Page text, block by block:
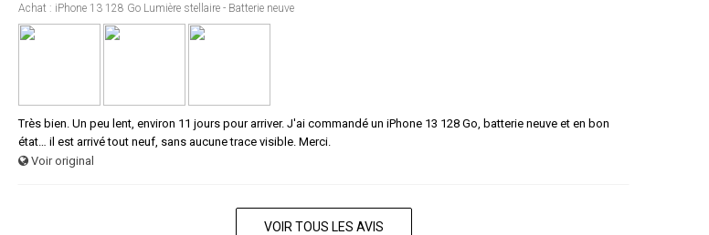
Achat : iPhone 13 128 Go Lumière stellaire - Batterie neuve
Très bien. Un peu lent, environ 11 jours pour arriver. J'ai commandé un iPhone 13 128 Go, batterie neuve et en bon
état… il est arrivé tout neuf, sans aucune trace visible. Merci.
Voir original
VOIR TOUS LES AVIS